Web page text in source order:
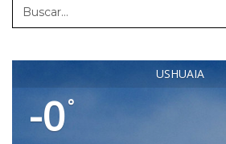
USHUAIA
-0°